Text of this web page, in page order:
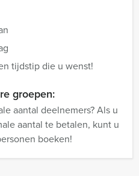
tijdstip die u wenst!
groepen:
aantal deelnemers? Als u
aantal te betalen, kunt u
boeken!